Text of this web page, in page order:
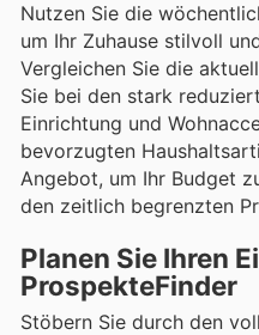
Nutzen Sie die
um Ihr Zuhause stilvoll
Vergleichen Sie die
Sie bei den stark
Einrichtung und
bevorzugten
Angebot, um Ihr Budget
den zeitlich begrenzten
Planen Sie Ihren
ProspekteFinder
Stöbern Sie durch den